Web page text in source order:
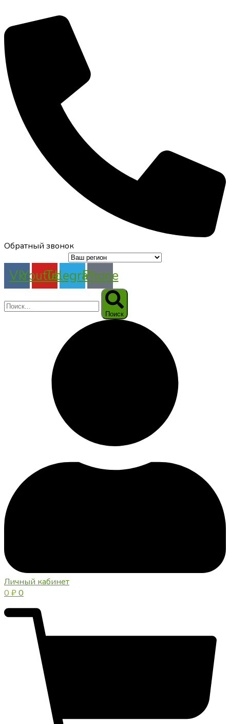
содержимому
Обратный звонок
VkYoutubeTelegramPhone
Поиск
Личный кабинет
0 ₽0